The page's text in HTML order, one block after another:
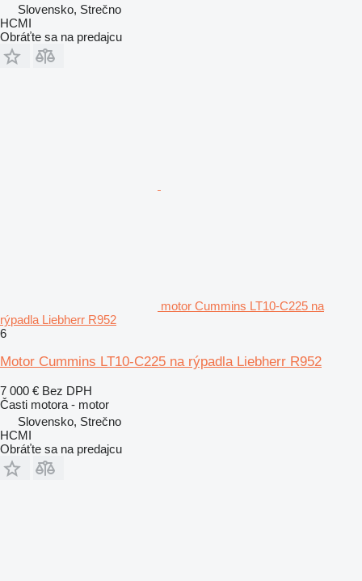
Slovensko, Strečno
HCMI
Obráťte sa na predajcu
motor Cummins LT10-C225 na
rýpadla Liebherr R952
6
Motor Cummins LT10-C225 na rýpadla Liebherr R952
7 000 € Bez DPH
Časti motora - motor
Slovensko, Strečno
HCMI
Obráťte sa na predajcu